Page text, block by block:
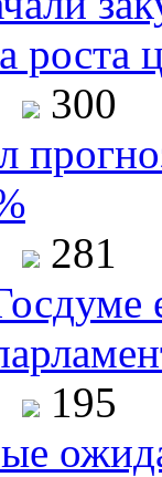
роста
300
281
195